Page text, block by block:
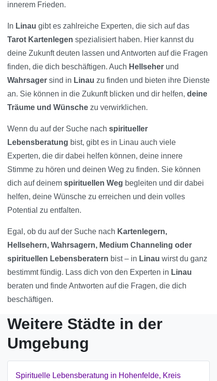
innerem Frieden.
In Linau gibt es zahlreiche Experten, die sich auf das
Tarot Kartenlegen spezialisiert haben. Hier kannst du
deine Zukunft deuten lassen und Antworten auf die Fragen
finden, die dich beschäftigen. Auch Hellseher und
Wahrsager sind in Linau zu finden und bieten ihre Dienste
an. Sie können in die Zukunft blicken und dir helfen, deine
Träume und Wünsche zu verwirklichen.
Wenn du auf der Suche nach spiritueller
Lebensberatung bist, gibt es in Linau auch viele
Experten, die dir dabei helfen können, deine innere
Stimme zu hören und deinen Weg zu finden. Sie können
dich auf deinem spirituellen Weg begleiten und dir dabei
helfen, deine Wünsche zu erreichen und dein volles
Potential zu entfalten.
Egal, ob du auf der Suche nach Kartenlegern,
Hellsehern, Wahrsagern, Medium Channeling oder
spirituellen Lebensberatern bist – in Linau wirst du ganz
bestimmt fündig. Lass dich von den Experten in Linau
beraten und finde Antworten auf die Fragen, die dich
beschäftigen.
Weitere Städte in der
Umgebung
Spirituelle Lebensberatung in Hohenfelde, Kreis